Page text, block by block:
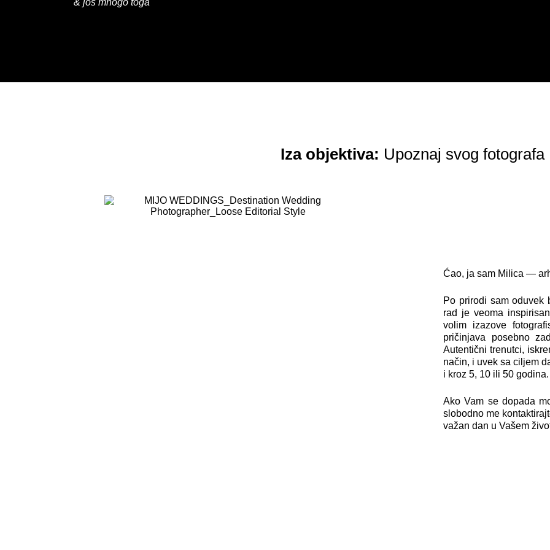
& još mnogo toga
Iza objektiva: Upoznaj svog fotografa
Ćao, ja sam Milica —
Po prirodi sam oduvek
rad je veoma
volim izazove
pričinjava posebno
Autentični trenutci,
način, i uvek sa ciljem
i kroz 5, 10 ili 50 godina.
Ako Vam se dopada
slobodno me
važan dan u Vašem